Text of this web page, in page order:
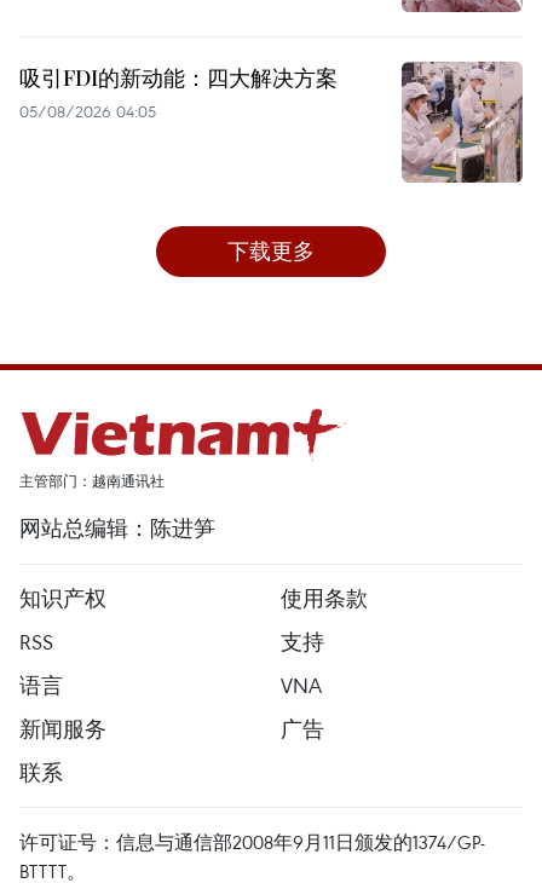
吸引FDI的新动能：四大解决方案
05/08/2026 04:05
下载更多
主管部门：越南通讯社
网站总编辑：陈进笋
知识产权
使用条款
RSS
支持
语言
VNA
新闻服务
广告
联系
许可证号：信息与通信部2008年9月11日颁发的1374/GP-
BTTTT。